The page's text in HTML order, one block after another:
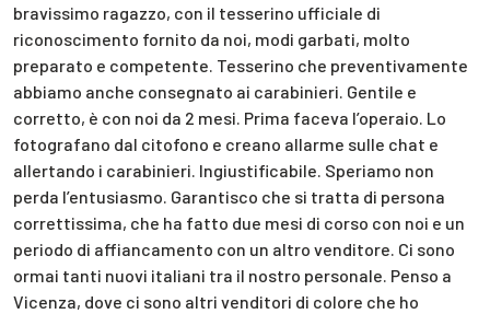
bravissimo ragazzo, con il tesserino ufficiale di
riconoscimento fornito da noi, modi garbati, molto
preparato e competente. Tesserino che preventivamente
abbiamo anche consegnato ai carabinieri. Gentile e
corretto, è con noi da 2 mesi. Prima faceva l’operaio. Lo
fotografano dal citofono e creano allarme sulle chat e
allertando i carabinieri. Ingiustificabile. Speriamo non
perda l’entusiasmo. Garantisco che si tratta di persona
correttissima, che ha fatto due mesi di corso con noi e un
periodo di affiancamento con un altro venditore. Ci sono
ormai tanti nuovi italiani tra il nostro personale. Penso a
Vicenza, dove ci sono altri venditori di colore che ho